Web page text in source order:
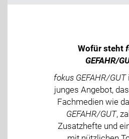
Wofür steht
GEFAHR/
fokus GEFAHR/GUT
junges Angebot,
Fachmedien wie
GEFAHR/GUT,
Zusatzhefte und